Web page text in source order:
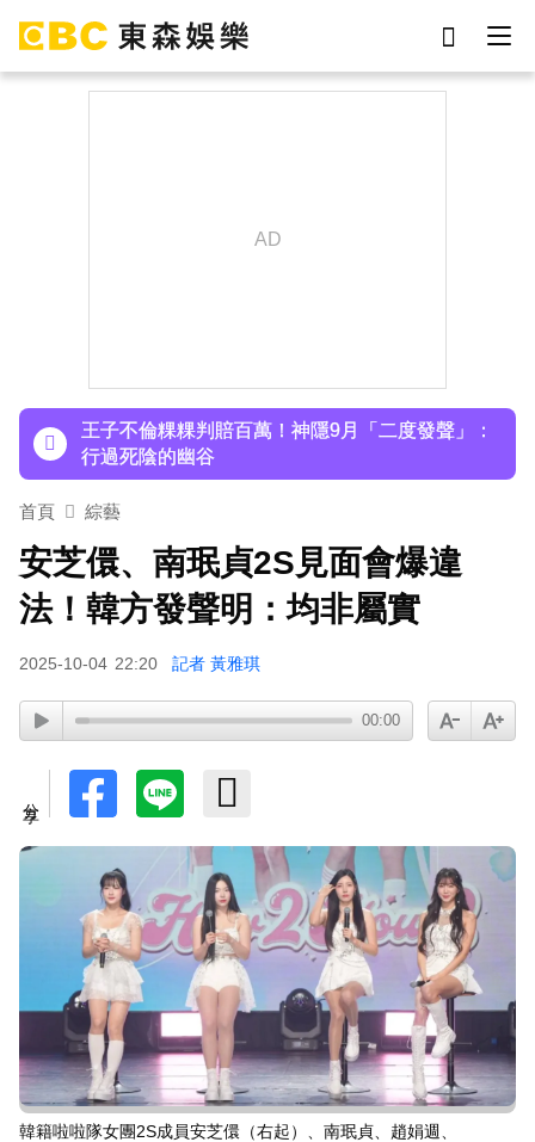
三傳聞」：你在講三小？
王子不倫粿粿判賠百萬！神隱9月「二度發聲」：
行過死陰的幽谷
下載東森App，隨時掌握天下大小事！
小24歲女友背景遭起底！姜厚任12點聲明「駁小
三傳聞」：你在講三小？
首頁 綜藝
安芝儇、南珉貞2S見面會爆違
法！韓方發聲明：均非屬實
2025-10-04 22:20 記者 黃雅琪
00:00
韓籍啦啦隊女團2S成員安芝儇（右起）、南珉貞、趙娟週、